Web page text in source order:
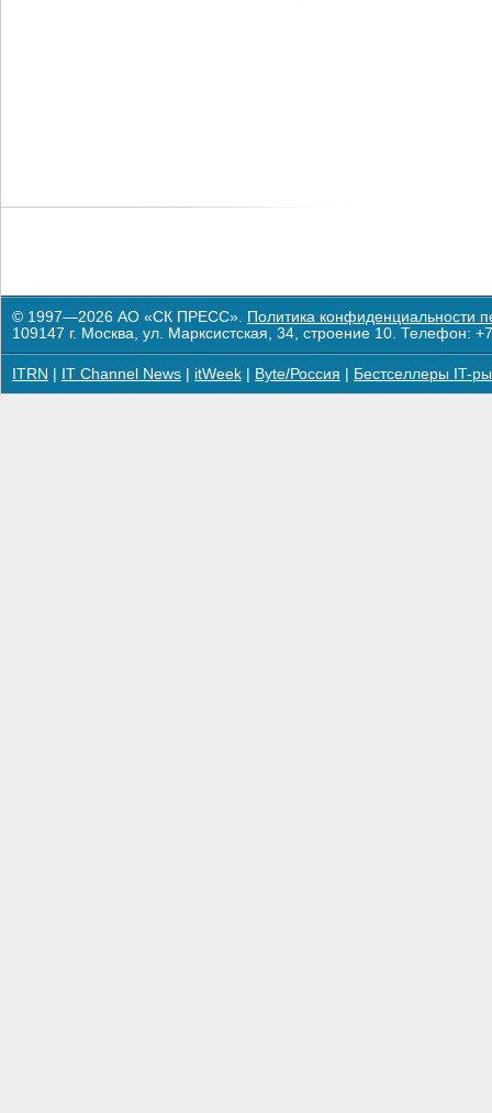
© 1997—2026 АО «СК ПРЕСС». Политика конфиденциальности
109147 г. Москва, ул. Марксистская, 34, строение 10. Телефон:
ITRN IT Channel News itWeek Byte/Россия Бестселлеры IT-